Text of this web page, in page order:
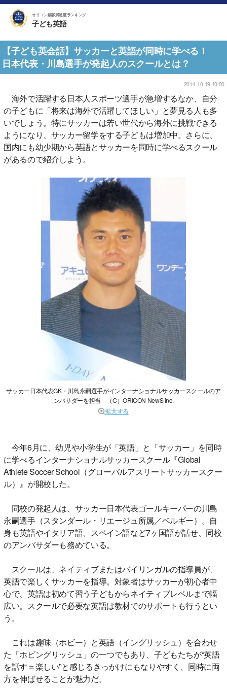
オリコン顧客満足度ランキング
子ども英語
【子ども英会話】サッカーと英語が同時に学べる！
日本代表・川島選手が発起人のスクールとは？
2014-10-19 10:00
海外で活躍する日本人スポーツ選手が急増するなか、自分
の子どもに「将来は海外で活躍してほしい」と夢見る人も多
いでしょう。特にサッカーは若い世代から海外に挑戦できる
ようになり、サッカー留学をする子どもは増加中。さらに、
国内にも幼少期から英語とサッカーを同時に学べるスクール
があるので紹介しよう。
サッカー日本代表GK・川島永嗣選手がインターナショナルサッカースクールのア
ンバサダーを担当 （C）ORICON NewS inc.
拡大する
今年6月に、幼児や小学生が「英語」と「サッカー」を同時
に学べるインターナショナルサッカースクール『Global
Athlete Soccer School（グローバルアスリートサッカースクー
ル）』が開校した。
同校の発起人は、サッカー日本代表ゴールキーパーの川島
永嗣選手（スタンダール・リエージュ所属／ベルギー）。自
身も英語やイタリア語、スペイン語など7ヶ国語が話せ、同校
のアンバサダーも務めている。
スクールは、ネイティブまたはバイリンガルの指導員が、
英語で楽しくサッカーを指導。対象者はサッカーが初心者中
心で、英語は初めて習う子どもからネイティブレベルまで幅
広い。スクールで必要な英語は教材でのサポートも行うとい
う。
これは趣味（ホビー）と英語（イングリッシュ）を合わせ
た「ホビングリッシュ」の一つでもあり、子どもたちが“英語
を話す＝楽しい”と感じるきっかけにもなりやすく、同時に両
方を伸ばせることが魅力だ。